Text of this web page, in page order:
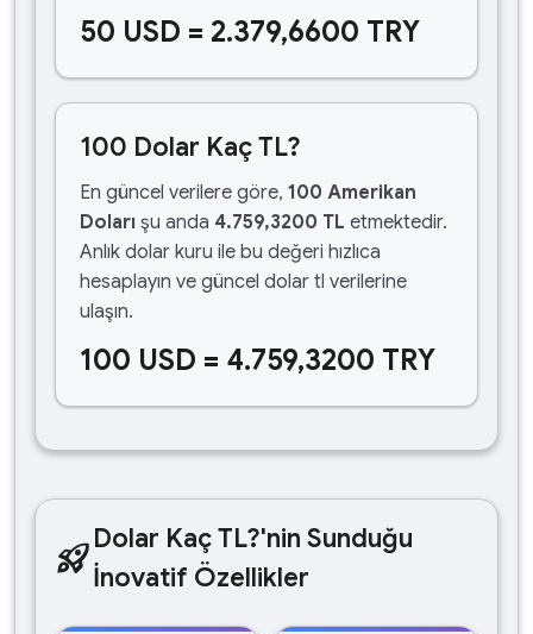
50 USD = 2.379,6600 TRY
100 Dolar Kaç TL?
En güncel verilere göre, 100 Amerikan
Doları şu anda 4.759,3200 TL etmektedir.
Anlık dolar kuru ile bu değeri hızlıca
hesaplayın ve güncel dolar tl verilerine
ulaşın.
100 USD = 4.759,3200 TRY
rocket_launchDolar Kaç TL?'nin Sunduğu
İnovatif Özellikler